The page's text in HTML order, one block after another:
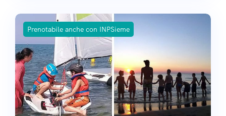
Prenotabile anche con INPSieme